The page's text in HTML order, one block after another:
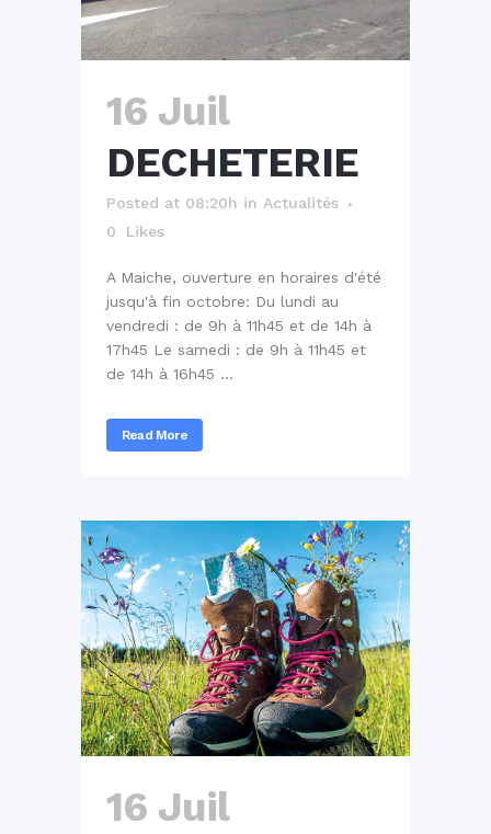
16 Juil
DECHETERIE
Posted at 08:20h in Actualités
0
Likes
A Maiche, ouverture en horaires d'été
jusqu'à fin octobre: Du lundi au
vendredi : de 9h à 11h45 et de 14h à
17h45 Le samedi : de 9h à 11h45 et
de 14h à 16h45 ...
Read More
16 Juil